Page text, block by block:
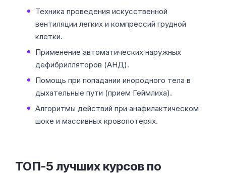
Техника проведения искусственной
вентиляции легких и компрессий грудной
клетки.
Применение автоматических наружных
дефибрилляторов (АНД).
Помощь при попадании инородного тела в
дыхательные пути (прием Геймлиха).
Алгоритмы действий при анафилактическом
шоке и массивных кровопотерях.
ТОП-5 лучших курсов по